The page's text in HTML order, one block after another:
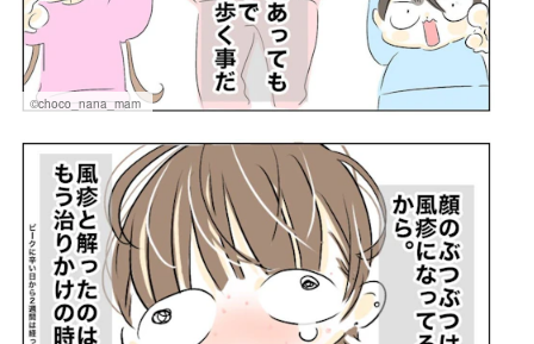
©choco_nana_mam